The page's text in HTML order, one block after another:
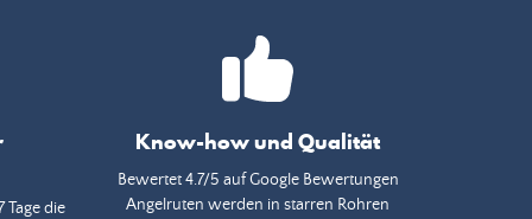
Tage die
Know-how und Qualität
Bewertet 4.7/5 auf Google Bewertungen
Angelruten werden in starren Rohren